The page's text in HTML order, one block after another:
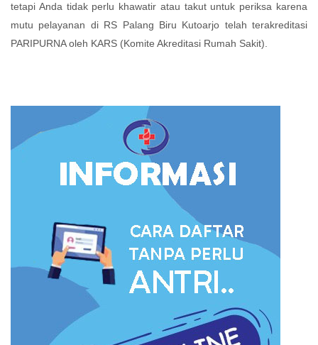
tetapi Anda tidak perlu khawatir atau takut untuk periksa karena
mutu pelayanan di RS Palang Biru Kutoarjo telah terakreditasi
PARIPURNA oleh KARS (Komite Akreditasi Rumah Sakit).